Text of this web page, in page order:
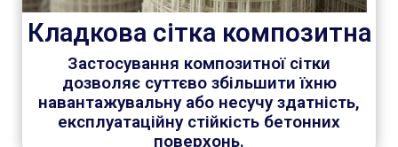
Кладкова сітка композитна
Застосування композитної сітки
дозволяє суттєво збільшити їхню
навантажувальну або несучу здатність,
експлуатаційну стійкість бетонних
поверхонь.